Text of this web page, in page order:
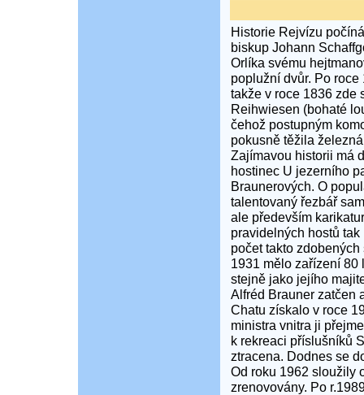
Historie Rejvízu
biskup Johann
Orlíka svému
poplužní dvůr. Po
takže v roce 1836 zde
Reihwiesen (bohaté
čehož postupným
pokusně těžila
Zajímavou historii má
hostinec U jezerního
Braunerových. O
talentovaný řezbář
ale především
pravidelných hostů
počet takto
1931 mělo zařízení 80
stejně jako jejího
Alfréd Brauner zatčen
Chatu získalo v roce
ministra vnitra ji
k rekreaci příslušníků
ztracena. Dodnes se
Od roku 1962 sloužily
zrenovovány. Po